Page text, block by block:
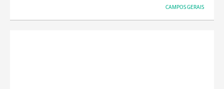
CAMPOS GERAIS